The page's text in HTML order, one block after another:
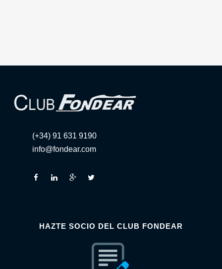
(+34) 91 631 9190
info@fondear.com
HAZTE SOCIO DEL CLUB FONDEAR